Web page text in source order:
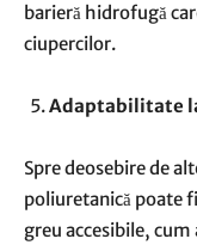
barieră hidrofugă
ciupercilor.
Adaptabilitate
Spre deosebire de
poliuretanică poate
greu accesibile,